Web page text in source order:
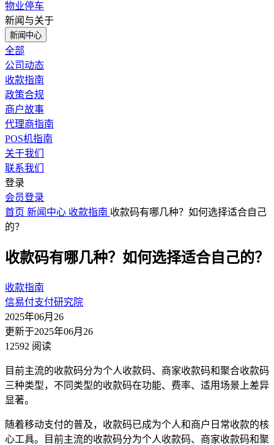
物业停车
新闻与关于
新闻中心
全部
公司动态
收款指南
政策合规
商户故事
代理商指南
POS机指南
关于我们
联系我们
登录
会员登录
首页 新闻中心 收款指南 收款码有哪几种？如何选择适合自己
的？
收款码有哪几种？如何选择适合自己的？
收款指南
信易付支付研究院
2025年06月26
更新于2025年06月26
12592 阅读
目前主流的收款码分为个人收款码、商家收款码和聚合收款码
三种类型，不同类型的收款码在功能、费率、适用场景上差异
显著。
随着移动支付的普及，收款码已成为个人和商户日常收款的核
心工具。目前主流的收款码分为个人收款码、商家收款码和聚